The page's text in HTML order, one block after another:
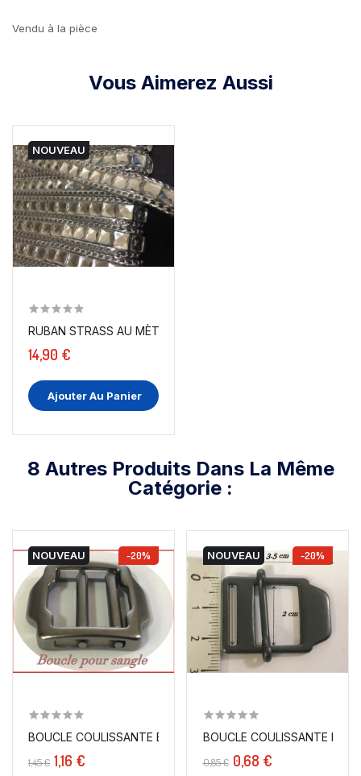
Vendu à la pièce
Vous Aimerez Aussi
NOUVEAU
RUBAN STRASS AU MÈTRE EN 15 MM BLANC CRISTAL...
14,90 €
Ajouter Au Panier
8 Autres Produits Dans La Même
Catégorie :
NOUVEAU -20%
BOUCLE COULISSANTE EN MÈTAL EN 2 CM MULTI-USAGE...
1,45 € 1,16 €
NOUVEAU -20%
BOUCLE COULISSANTE EN
0,85 € 0,68 €